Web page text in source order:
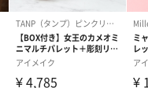
アイシャドウパレットです
で可愛さとセクシーさを